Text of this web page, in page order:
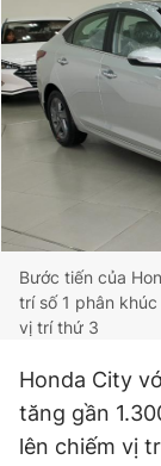
Bước tiến của
trí số 1 phân
vị trí thứ 3
Honda City
tăng gần
lên chiếm vị